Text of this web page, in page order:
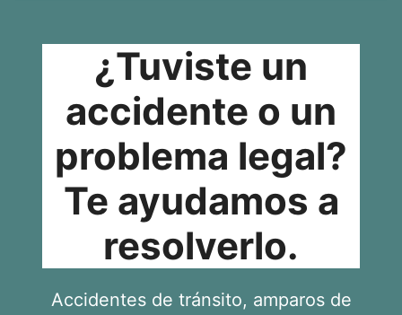
¿Tuviste un
accidente o un
problema legal?
Te ayudamos a
resolverlo.
Accidentes de tránsito, amparos de